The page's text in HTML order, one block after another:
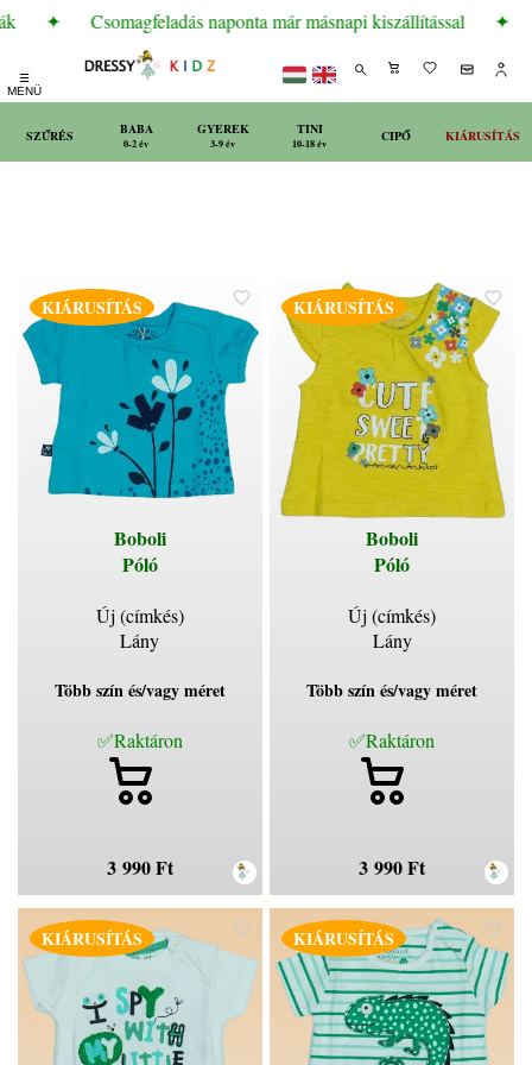
✦ Csomagfeladás naponta már másnapi kiszállítással ✦
☰
MENÜ
SZŰRÉS BABA
0-2 év
GYEREK
3-9 év
TINI
10-18 év CIPŐ KIÁRUSÍTÁS
KIÁRUSÍTÁS
Boboli
Póló
Új (címkés)
Lány
Több szín és/vagy méret
✅Raktáron
3 990 Ft
KIÁRUSÍTÁS
Boboli
Póló
Új (címkés)
Lány
Több szín és/vagy méret
✅Raktáron
3 990 Ft
KIÁRUSÍTÁS KIÁRUSÍTÁS